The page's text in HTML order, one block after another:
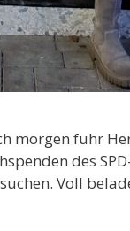
morgen fuhr
des
Voll